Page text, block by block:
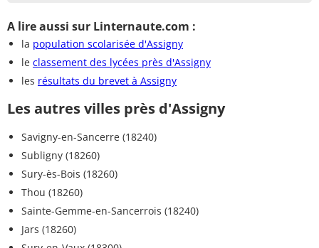
A lire aussi sur Linternaute.com :
la population scolarisée d'Assigny
le classement des lycées près d'Assigny
les résultats du brevet à Assigny
Les autres villes près d'Assigny
Savigny-en-Sancerre (18240)
Subligny (18260)
Sury-ès-Bois (18260)
Thou (18260)
Sainte-Gemme-en-Sancerrois (18240)
Jars (18260)